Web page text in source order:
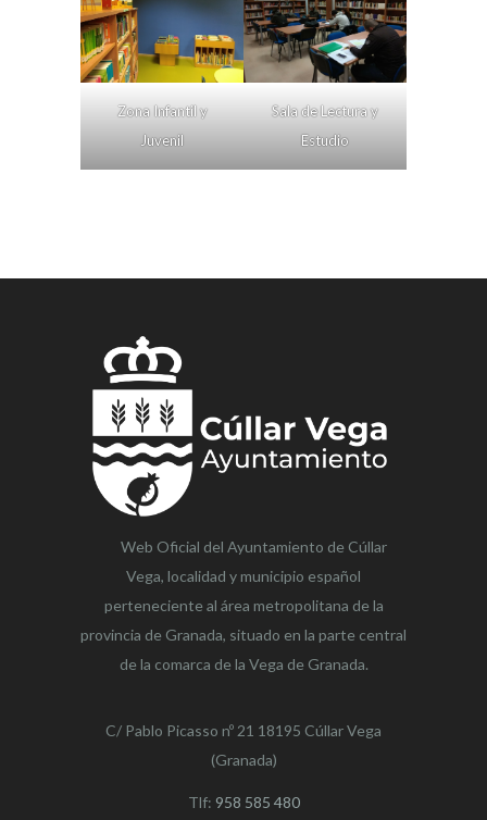
Zona Infantil y
Juvenil
Sala de Lectura y
Estudio
Web Oficial del Ayuntamiento de Cúllar
Vega, localidad y municipio español
perteneciente al área metropolitana de la
provincia de Granada, situado en la parte central
de la comarca de la Vega de Granada.
C/ Pablo Picasso nº 21 18195 Cúllar Vega
(Granada)
Tlf: 958 585 480